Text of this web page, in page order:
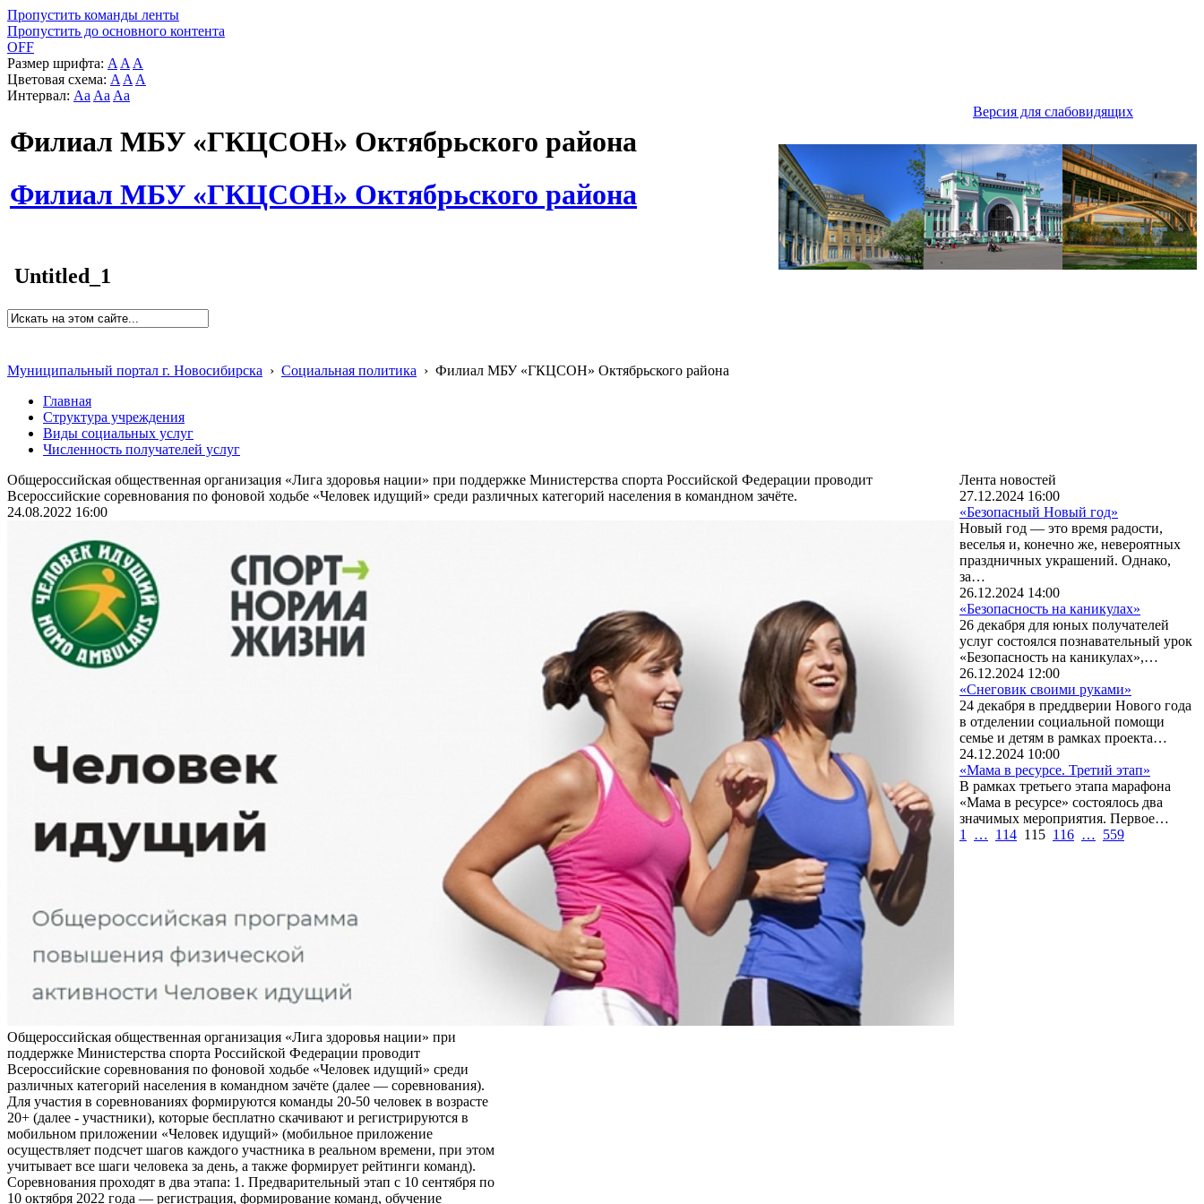
Пропустить команды ленты
Пропустить до основного контента
OFF
Размер шрифта: A A A
Цветовая схема: A A A
Интервал: Aa Aa Aa
Версия для слабовидящих
Филиал МБУ «ГКЦСОН» Октябрьского района
Филиал МБУ «ГКЦСОН» Октябрьского района
Untitled_1
Муниципальный портал г. Новосибирска › Социальная политика › Филиал МБУ «ГКЦСОН» Октябрьского района
Главная
Структура учреждения
Виды социальных услуг
Численность получателей услуг
Общероссийская общественная организация «Лига здоровья нации» при поддержке Министерства спорта Российской Федерации проводит
Всероссийские соревнования по фоновой ходьбе «Человек идущий» среди различных категорий населения в командном зачёте.
24.08.2022 16:00
Общероссийская общественная организация «Лига здоровья нации» при
поддержке Министерства спорта Российской Федерации проводит
Всероссийские соревнования по фоновой ходьбе «Человек идущий» среди
различных категорий населения в командном зачёте (далее — соревнования).
Для участия в соревнованиях формируются команды 20-50 человек в возрасте
20+ (далее - участники), которые бесплатно скачивают и регистрируются в
мобильном приложении «Человек идущий» (мобильное приложение
осуществляет подсчет шагов каждого участника в реальном времени, при этом
учитывает все шаги человека за день, а также формирует рейтинги команд).
Соревнования проходят в два этапа: 1. Предварительный этап с 10 сентября по
10 октября 2022 года — регистрация, формирование команд, обучение
Лента новостей
27.12.2024 16:00
«Безопасный Новый год»
Новый год — это время радости,
веселья и, конечно же, невероятных
праздничных украшений. Однако,
за…
26.12.2024 14:00
«Безопасность на каникулах»
26 декабря для юных получателей
услуг состоялся познавательный урок
«Безопасность на каникулах»,…
26.12.2024 12:00
«Снеговик своими руками»
24 декабря в преддверии Нового года
в отделении социальной помощи
семье и детям в рамках проекта…
24.12.2024 10:00
«Мама в ресурсе. Третий этап»
В рамках третьего этапа марафона
«Мама в ресурсе» состоялось два
значимых мероприятия. Первое…
1
… 114 115 116 … 559